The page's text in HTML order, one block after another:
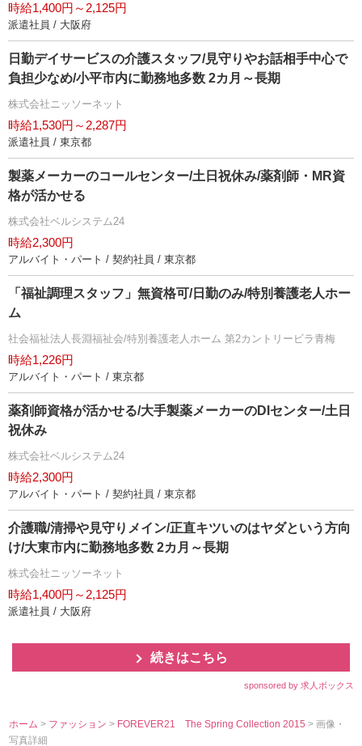
時給1,400円～2,125円
派遣社員 / 大阪府
日勤デイサービスの介護スタッフ/見守りやお話相手中心で
負担少なめ/小平市内に勤務地多数 2カ月～長期
株式会社ニッソーネット
時給1,530円～2,287円
派遣社員 / 東京都
製薬メーカーのコールセンター/土日祝休み/薬剤師・MR資
格が活かせる
株式会社ベルシステム24
時給2,300円
アルバイト・パート / 契約社員 / 東京都
「福祉調理スタッフ」無資格可/日勤のみ/特別養護老人ホー
ム
社会福祉法人長淵福祉会/特別養護老人ホーム 第2カントリービラ青梅
時給1,226円
アルバイト・パート / 東京都
薬剤師資格が活かせる/大手製薬メーカーのDIセンター/土日
祝休み
株式会社ベルシステム24
時給2,300円
アルバイト・パート / 契約社員 / 東京都
介護職/清掃や見守りメイン/正直キツいのはヤダという方向
け/大東市内に勤務地多数 2カ月～長期
株式会社ニッソーネット
時給1,400円～2,125円
派遣社員 / 大阪府
続きはこちら
sponsored by 求人ボックス
ホーム > ファッション> FOREVER21 The Spring Collection 2015> 画像・
写真詳細